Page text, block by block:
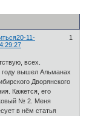
1
20-11-
всех.
году вышел Альманах
Дворянского
Кажется, его
№ 2. Меня
в нём статья